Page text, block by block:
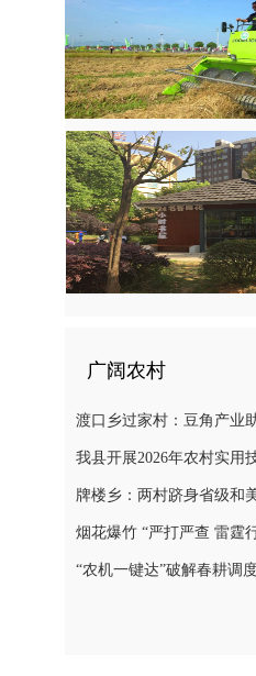
广阔农村
我县开展2026年农村实用
“农机一键达”破解春耕调